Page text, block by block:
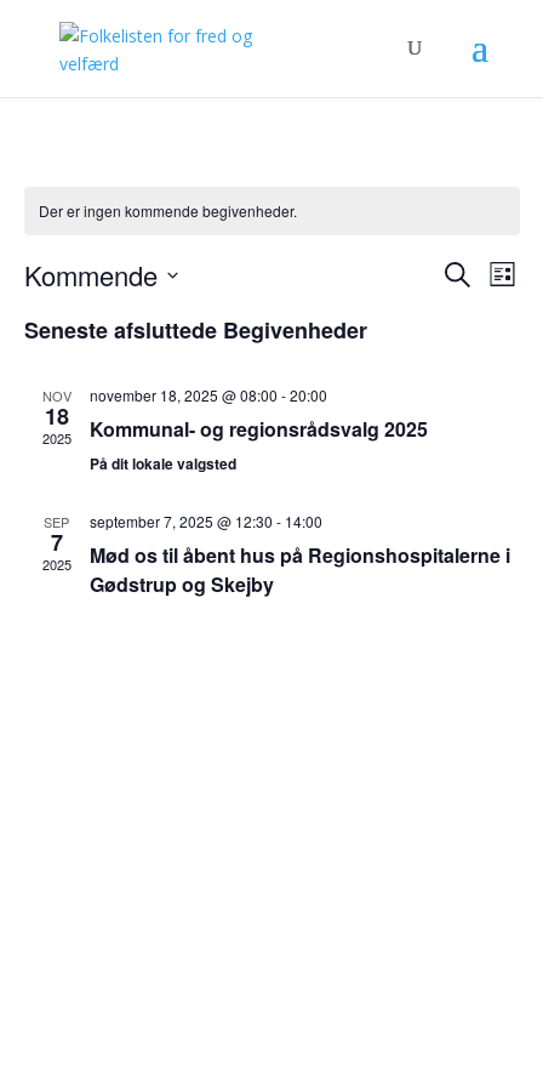
Der er ingen kommende begivenheder.
Søg
Liste
Kommende
dato.
Seneste afsluttede Begivenheder
NOV
18
2025
november 18, 2025 @ 08:00 -20:00
Kommunal- og regionsrådsvalg 2025
På dit lokale valgsted
SEP
7
2025
september 7, 2025 @ 12:30 - 14:00
Mød os til åbent hus på Regionshospitalerne i
Gødstrup og Skejby